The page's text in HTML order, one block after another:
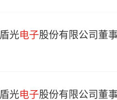
光电子股份有限公司董
光电子股份有限公司董